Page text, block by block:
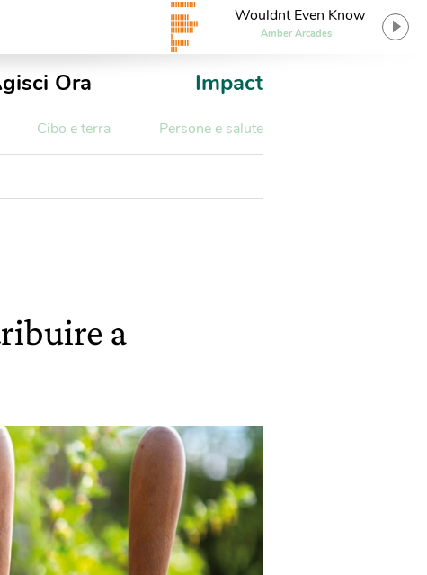
Wouldnt Even Know
Amber Arcades
Ora Impact
Cibo e terra Persone e salute
a